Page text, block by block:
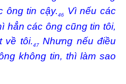
ông tin cậy.46
Vì nếu các
hẳn các ông cũng tin tôi,
về tôi.47Nhưng nếu điều
không tin, thì làm sao